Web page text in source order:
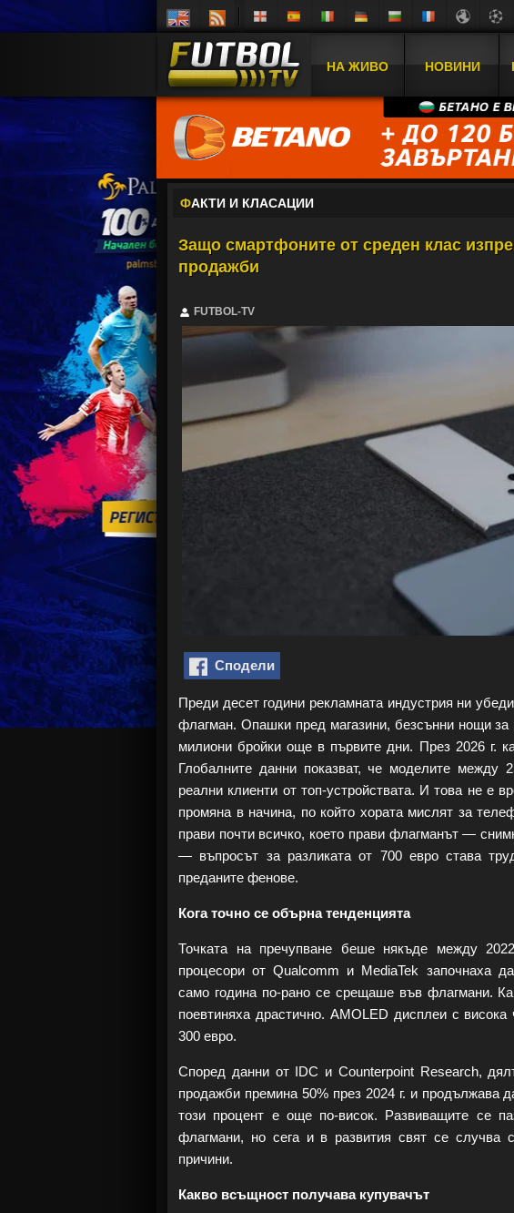
НА ЖИВО НОВИНИ
ФАКТИ И КЛАСАЦИИ
Защо смартфоните от среден клас
продажби
FUTBOL-TV
Сподели
Преди десет години рекламната индустрия ни
флагман. Опашки пред магазини, безсънни нощи за
милиони бройки още в първите дни. През 2026 г.
Глобалните данни показват, че моделите между
реални клиенти от топ-устройствата. И това не е
промяна в начина, по който хората мислят за
прави почти всичко, което прави флагманът —
— въпросът за разликата от 700 евро става
преданите фенове.
Кога точно се обърна тенденцията
Точката на пречупване беше някъде между
процесори от Qualcomm и MediaTek започнаха
само година по-рано се срещаше във флагмани.
поевтиняха драстично. AMOLED дисплеи с
300 евро.
Според данни от IDC и Counterpoint Research,
продажби премина 50% през 2024 г. и продължава
този процент е още по-висок. Развиващите се
флагмани, но сега и в развития свят се
причини.
Какво всъщност получава купувачът